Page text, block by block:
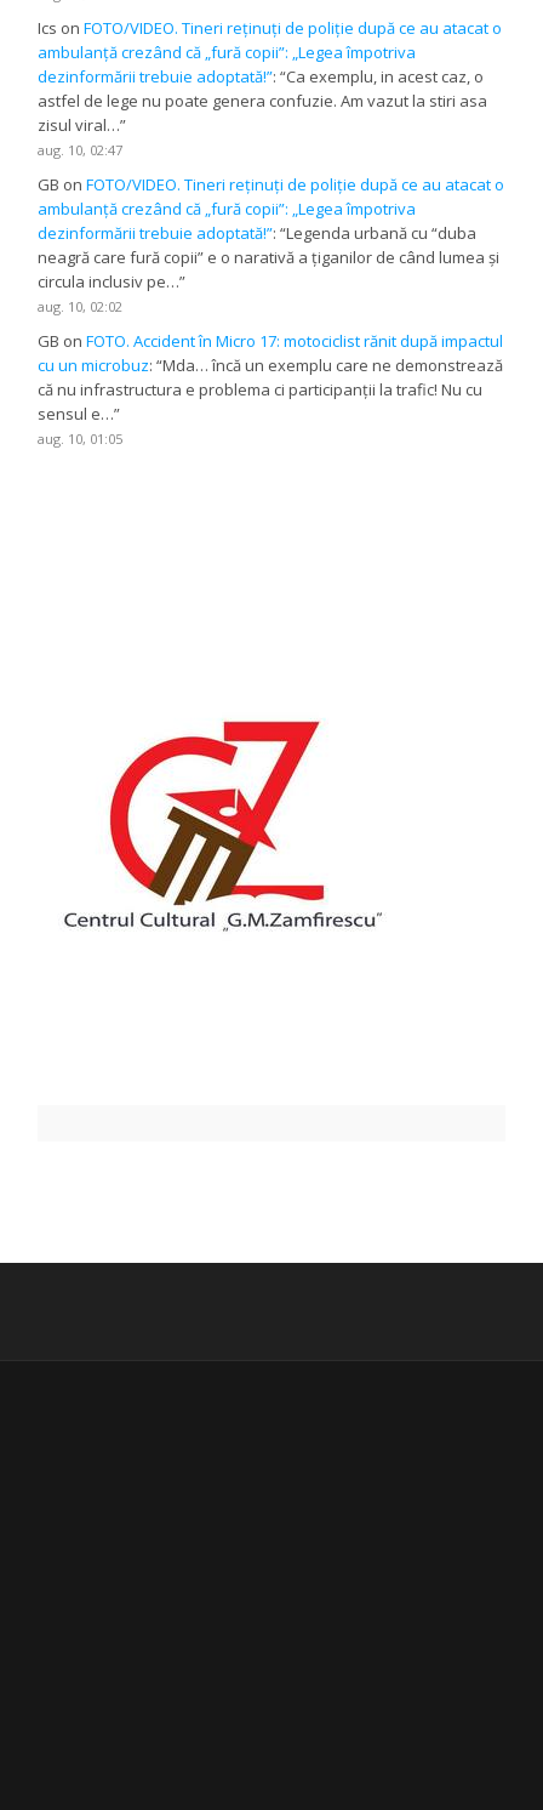
Ics onFOTO/VIDEO. Tineri reținuți de poliție după ce au atacat o
ambulanță crezând că „fură copii”: „Legea împotriva
dezinformării trebuie adoptată!”: “Ca exemplu, in acest caz, o
astfel de lege nu poate genera confuzie. Am vazut la stiri asa
zisul viral…”
aug. 10, 02:47
GB onFOTO/VIDEO. Tineri reținuți de poliție după ce au atacat o
ambulanță crezând că „fură copii”: „Legea împotriva
dezinformării trebuie adoptată!”: “Legenda urbană cu “duba
neagră care fură copii” e o narativă a țiganilor de când lumea și
circula inclusiv pe…”
aug. 10, 02:02
GB onFOTO. Accident în Micro 17: motociclist rănit după impactul
cu un microbuz: “Mda… încă un exemplu care ne demonstrează
că nu infrastructura e problema ci participanții la trafic! Nu cu
sensul e…”
aug. 10, 01:05